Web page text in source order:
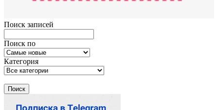
Поиск записей
Поиск по
Категория
Поиск